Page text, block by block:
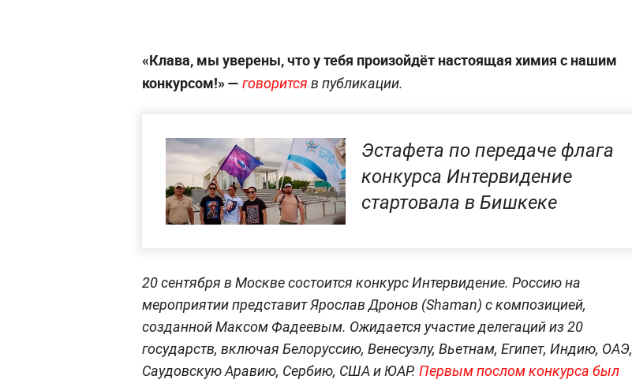
«Клава, мы уверены, что у тебя произойдёт настоящая химия с нашим
конкурсом!» — говорится в публикации.
Эстафета по передаче флага
конкурса Интервидение
стартовала в Бишкеке
20 сентября в Москве состоится конкурс Интервидение. Россию на
мероприятии представит Ярослав Дронов (Shaman) с композицией,
созданной Максом Фадеевым. Ожидается участие делегаций из 20
государств, включая Белоруссию, Венесуэлу, Вьетнам, Египет, Индию, ОАЭ,
Саудовскую Аравию, Сербию, США и ЮАР. Первым послом конкурса был